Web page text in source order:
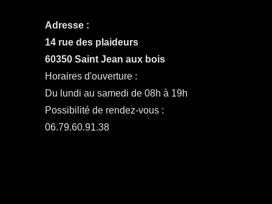
Adresse :
14 rue des plaideurs
60350 Saint Jean aux bois
Horaires d'ouverture :
Du lundi au samedi de 08h à 19h
Possibilité de rendez-vous :
06.79.60.91.38